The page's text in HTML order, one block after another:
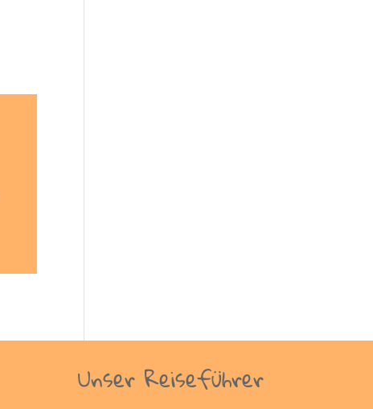
Unser Reiseführer